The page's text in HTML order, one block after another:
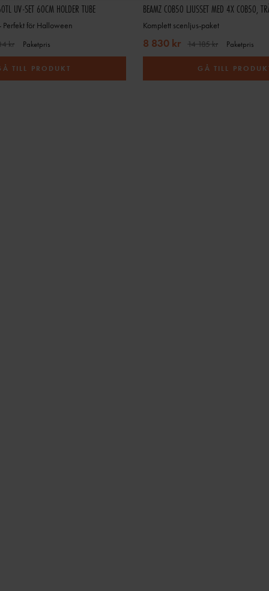
UV-SET 60CM HOLDER TUBE
Perfekt för Halloween
kr Paketpris
TILL PRODUKT
Komplett scenljus-paket
8 830 kr 14 185 kr Paketpris
GÅ TILL